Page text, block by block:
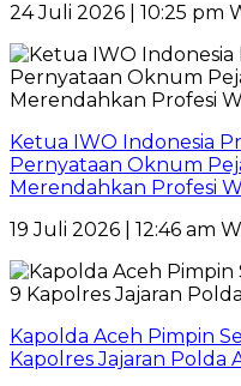
24 Juli 2026 | 10:25 pm
Ketua IWO Indonesia
Pernyataan Oknum
Merendahkan Profesi
19 Juli 2026 | 12:46 am
Kapolda Aceh Pimpin
Kapolres Jajaran Polda